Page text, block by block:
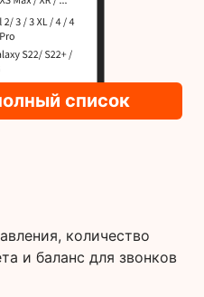
список
количество
и баланс для звонков